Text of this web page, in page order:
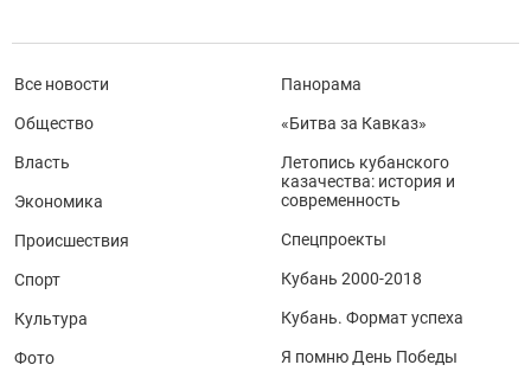
Все новости
Общество
Власть
Экономика
Происшествия
Спорт
Культура
Фото
Панорама
«Битва за Кавказ»
Летопись кубанского
казачества: история и
современность
Спецпроекты
Кубань 2000-2018
Кубань. Формат успеха
Я помню День Победы